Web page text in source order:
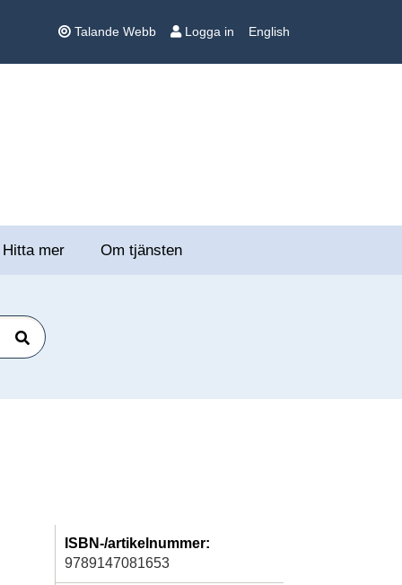
Talande Webb Logga in English
Hitta mer Om tjänsten
Sök
ISBN-/artikelnummer:
9789147081653